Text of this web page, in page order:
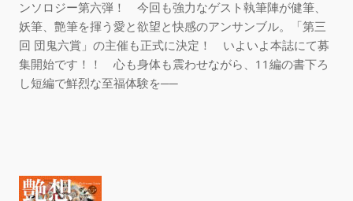
ンソロジー第六弾！ 今回も強力なゲスト執筆陣が健筆、
妖筆、艶筆を揮う愛と欲望と快感のアンサンブル。「第三
回 団鬼六賞」の主催も正式に決定！ いよいよ本誌にて募
集開始です！！ 心も身体も震わせながら、11編の書下ろ
し短編で鮮烈な至福体験を──